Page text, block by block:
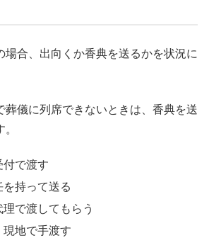
場合、出向くか香典を送るかを状況に
葬儀に列席できないときは、香典を送
付で渡す
持って送る
で渡してもらう
地で手渡す